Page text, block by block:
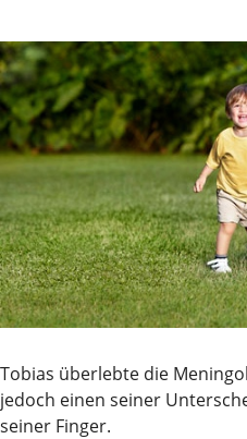
Tobias überlebte die
jedoch einen seiner
seiner Finger.